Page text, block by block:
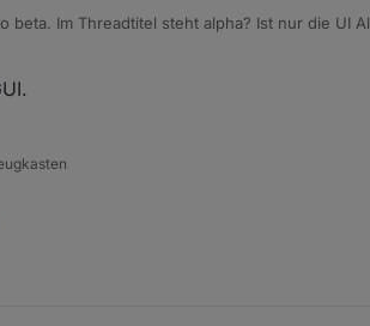
beta. Im Threadtitel steht alpha? Ist nur die UI